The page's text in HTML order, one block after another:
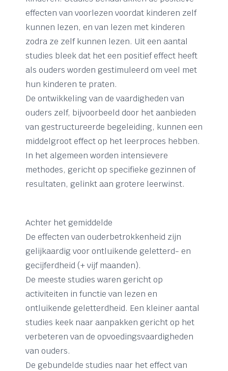
effecten van voorlezen voordat kinderen zelf
kunnen lezen, en van lezen met kinderen
zodra ze zelf kunnen lezen. Uit een aantal
studies bleek dat het een positief effect heeft
als ouders worden gestimuleerd om veel met
hun kinderen te praten.
De ontwikkeling van de vaardigheden van
ouders zelf, bijvoorbeeld door het aanbieden
van gestructureerde begeleiding, kunnen een
middelgroot effect op het leerproces hebben.
In het algemeen worden intensievere
methodes, gericht op specifieke gezinnen of
resultaten, gelinkt aan grotere leerwinst.
Achter het gemiddelde
De effecten van ouderbetrokkenheid zijn
gelijkaardig voor ontluikende geletterd- en
gecijferdheid (+ vijf maanden).
De meeste studies waren gericht op
activiteiten in functie van lezen en
ontluikende geletterdheid. Een kleiner aantal
studies keek naar aanpakken gericht op het
verbeteren van de opvoedingsvaardigheden
van ouders.
De gebundelde studies naar het effect van